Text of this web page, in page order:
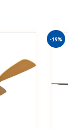
-19%